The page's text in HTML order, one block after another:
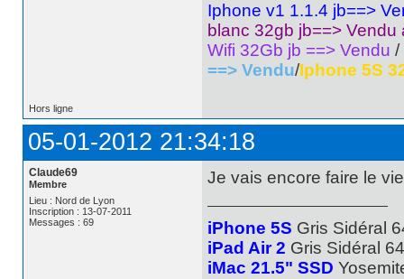
Iphone v1 1.1.4 jb==>
blanc 32gb jb==>
Wifi 32Gb jb ==> Vendu /
==> Vendu/Iphone 5S
Hors ligne
05-01-2012 21:34:18
Claude69
Membre
Lieu : Nord de Lyon
Inscription : 13-07-2011
Messages : 69
Je vais encore faire le
iPhone 5S Gris Sidéral
iPad Air 2 Gris Sidéral
iMac 21.5" SSD